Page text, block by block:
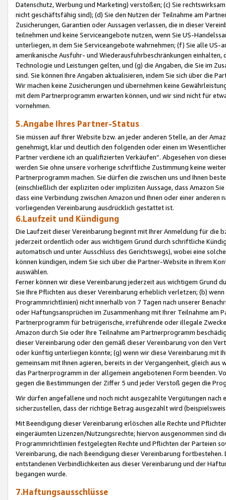
Datenschutz, Werbung und Marketing) verstoßen; (c) Sie
nicht geschäftsfähig sind); (d) Sie den Nutzen der Teilnahme am
Zusicherungen, Garantien oder Aussagen verlassen, die in dieser
teilnehmen und keine Serviceangebote nutzen, wenn Sie US-
unterliegen, in dem Sie Serviceangebote wahrnehmen; (f) Sie alle
amerikanische Ausfuhr- und Wiederausfuhrbeschränkungen
Technologie und Leistungen gelten, und (g) die Angaben, die Sie im
sind. Sie können Ihre Angaben aktualisieren, indem Sie sich über die
Wir machen keine Zusicherungen und übernehmen keine
mit dem Partnerprogramm erwarten können, und wir sind nicht für
vornehmen.
5.Angabe Ihres Partner-Status
Sie müssen auf Ihrer Website bzw. an jeder anderen Stelle, an der
genehmigt, klar und deutlich den folgenden oder einen im
Partner verdiene ich an qualifizierten Verkäufen“. Abgesehen von
werden Sie ohne unsere vorherige schriftliche Zustimmung keine
Partnerprogramm machen. Sie dürfen die zwischen uns und Ihnen
(einschließlich der expliziten oder impliziten Aussage, dass Amazon
dass eine Verbindung zwischen Amazon und Ihnen oder einer
vorliegenden Vereinbarung ausdrücklich gestattet ist.
6.Laufzeit und Kündigung
Die Laufzeit dieser Vereinbarung beginnt mit Ihrer Anmeldung für die
jederzeit ordentlich oder aus wichtigem Grund durch schriftliche
automatisch und unter Ausschluss des Gerichtswegs), wobei eine
können kündigen, indem Sie sich über die Partner-Website in Ihrem
auswählen.
Ferner können wir diese Vereinbarung jederzeit aus wichtigem Grund
Sie Ihre Pflichten aus dieser Vereinbarung erheblich verletzen; (b)
Programmrichtlinien) nicht innerhalb von 7 Tagen nach unserer
oder Haftungsansprüchen im Zusammenhang mit Ihrer Teilnahme am
Partnerprogramm für betrügerische, irreführende oder illegale
Amazon durch Sie oder Ihre Teilnahme am Partnerprogramm
dieser Vereinbarung oder den gemäß dieser Vereinbarung von den
oder künftig unterliegen könnte; (g) wenn wir diese Vereinbarung mit
gemeinsam mit Ihnen agieren, bereits in der Vergangenheit, gleich
das Partnerprogramm in der allgemein angebotenen Form beenden.
gegen die Bestimmungen der Ziffer 5 und jeder Verstoß gegen die
Wir dürfen angefallene und noch nicht ausgezahlte Vergütungen
sicherzustellen, dass der richtige Betrag ausgezahlt wird
Mit Beendigung dieser Vereinbarung erlöschen alle Rechte und
eingeräumten Lizenzen/Nutzungsrechte; hiervon ausgenommen sind
Programmrichtlinien festgelegten Rechte und Pflichten der Parteien
Vereinbarung, die nach Beendigung dieser Vereinbarung
entstandenen Verbindlichkeiten aus dieser Vereinbarung und der
begangen wurde.
7.Haftungsausschlüsse